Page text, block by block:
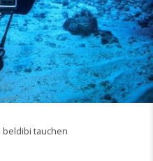
beldibi tauchen